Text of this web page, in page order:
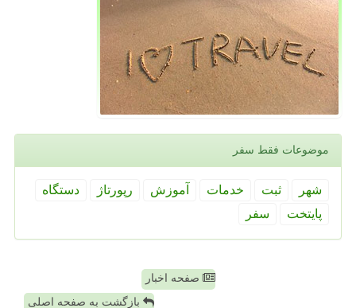
موضوعات فقط سفر
شهر ثبت خدمات آموزش رپورتاژ
دستگاه
پایتخت
سفر
صفحه اخبار
بازگشت به صفحه اصلی